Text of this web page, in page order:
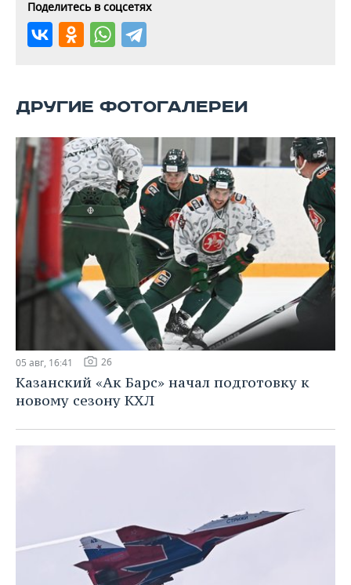
ФИГУРНОЕ КАТАНИЕ
ХОККЕЙ С МЯЧОМ
МЕДИЦИНА
ПРОИСШЕСТВИЯ
Поделитесь в соцсетях
ДРУГИЕ ФОТОГАЛЕРЕИ
05 авг, 16:41 26
Казанский «Ак Барс» начал подготовку к
новому сезону КХЛ